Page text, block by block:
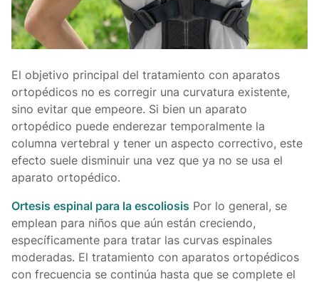
El objetivo principal del tratamiento con aparatos
ortopédicos no es corregir una curvatura existente,
sino evitar que empeore. Si bien un aparato
ortopédico puede enderezar temporalmente la
columna vertebral y tener un aspecto correctivo, este
efecto suele disminuir una vez que ya no se usa el
aparato ortopédico.
Ortesis espinal para la escoliosis Por lo general, se
emplean para niños que aún están creciendo,
específicamente para tratar las curvas espinales
moderadas. El tratamiento con aparatos ortopédicos
con frecuencia se continúa hasta que se complete el